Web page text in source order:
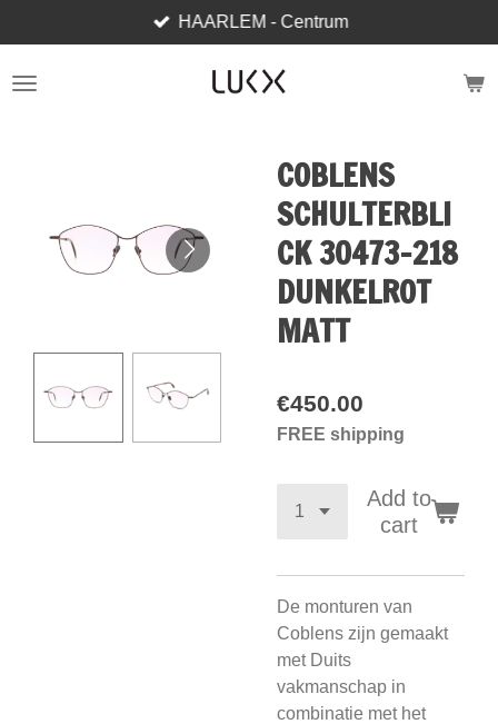
to
main
HAARLEM - Centrum
COBLENS
SCHULTERBLI
CK 30473-218
DUNKELROT
MATT
€450.00
FREE shipping
Add to
cart
De monturen van
Coblens zijn gemaakt
met Duits
vakmanschap in
combinatie met het